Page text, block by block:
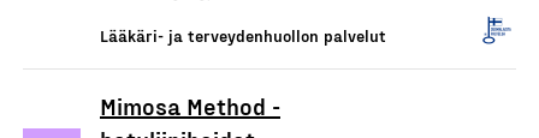
Lääkäri- ja terveydenhuollon palvelut
Mimosa Method -